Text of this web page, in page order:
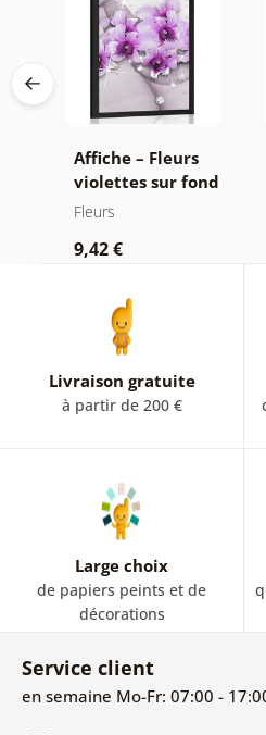
Affiche – Fleurs
violettes sur fond
abstrait
Fleurs
9,42 €
Livraison gratuite
à partir de 200 €
Large choix
de papiers peints et de
décorations
Service client
en semaine Mo-Fr: 07:00 -